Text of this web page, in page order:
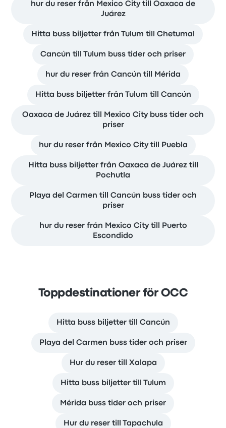
hur du reser från Mexico City till Oaxaca de
Juárez
Hitta buss biljetter från Tulum till Chetumal
Cancún till Tulum buss tider och priser
hur du reser från Cancún till Mérida
Hitta buss biljetter från Tulum till Cancún
Oaxaca de Juárez till Mexico City buss tider och
priser
hur du reser från Mexico City till Puebla
Hitta buss biljetter från Oaxaca de Juárez till
Pochutla
Playa del Carmen till Cancún buss tider och
priser
hur du reser från Mexico City till Puerto
Escondido
Toppdestinationer för OCC
Hitta buss biljetter till Cancún
Playa del Carmen buss tider och priser
Hur du reser till Xalapa
Hitta buss biljetter till Tulum
Mérida buss tider och priser
Hur du reser till Tapachula